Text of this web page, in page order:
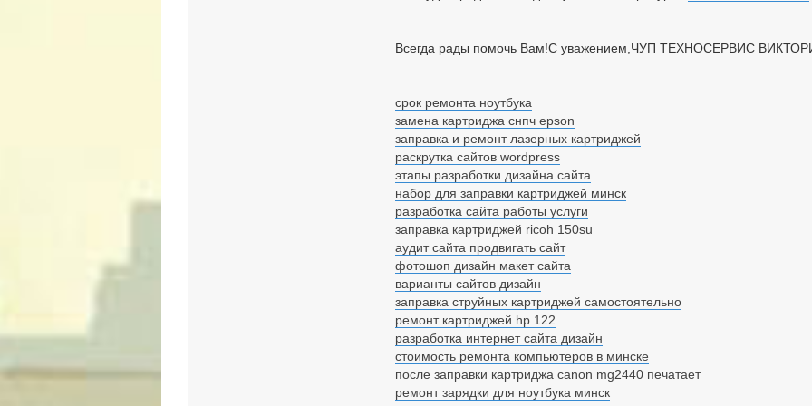
Всегда рады помочь Вам!С уважением,ЧУП ТЕХНОСЕРВИС
срок ремонта ноутбука
замена картриджа снпч epson
заправка и ремонт лазерных картриджей
раскрутка сайтов wordpress
этапы разработки дизайна сайта
набор для заправки картриджей минск
разработка сайта работы услуги
заправка картриджей ricoh 150su
аудит сайта продвигать сайт
фотошоп дизайн макет сайта
варианты сайтов дизайн
заправка струйных картриджей самостоятельно
ремонт картриджей hp 122
разработка интернет сайта дизайн
стоимость ремонта компьютеров в минске
после заправки картриджа canon mg2440 печатает
ремонт зарядки для ноутбука минск